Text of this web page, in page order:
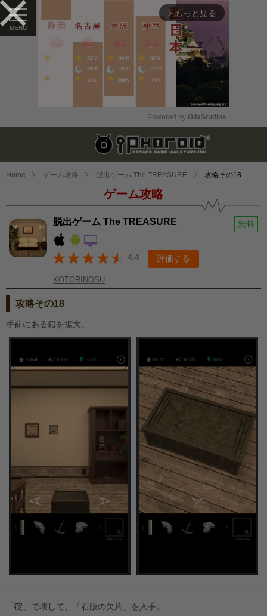
arrow_forward_ios もっと見る
Mute
Powered by GliaStudios
Home ゲーム攻略 脱出ゲーム The TREASURE 攻略その18
ゲーム攻略
脱出ゲーム The TREASURE 無料
4.4 評価する
KOTORINOSU
攻略その18
手前にある箱を拡大。
「碇」で壊して、「石版の欠片」を入手。